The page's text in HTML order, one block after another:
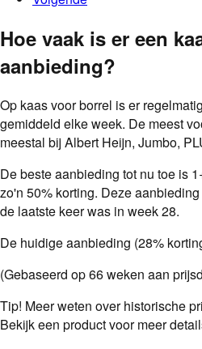
Hoe vaak is er een
aanbieding?
Op kaas voor borrel is er
gemiddeld elkeweek. De meest
meestal bijAlbert Heijn, Jumbo,
De beste aanbieding tot nu toe is
zo'n 50% korting. Deze
de laatste keer was in week 28.
De huidige aanbieding (28%
(Gebaseerd op66weken aan
Tip! Meer weten over historische
Bekijk een product voor meer